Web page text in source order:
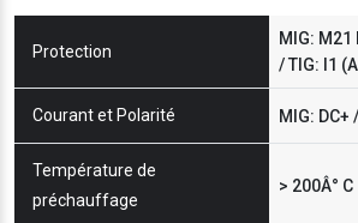
Protection
MIG:
/ TIG: I1
Courant et Polarité MIG: DC+
Température de
préchauffage
> 200Â° C